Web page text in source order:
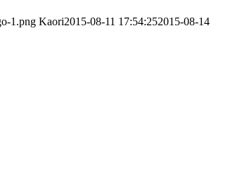
1.png Kaori2015-08-11 17:54:252015-08-14